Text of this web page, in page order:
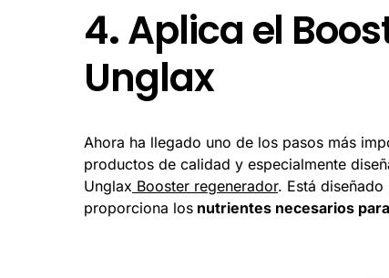
4.Aplica el
Unglax
Ahora ha llegado uno de los pasos más
productos de calidad y especialmente
Unglax Booster regenerador. Está diseñado
proporciona los nutrientes necesarios